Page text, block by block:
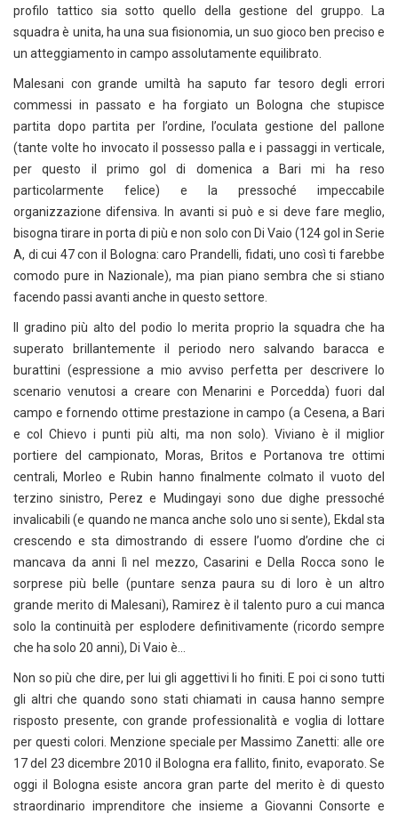
profilo tattico sia sotto quello della gestione del gruppo. La
squadra è unita, ha una sua fisionomia, un suo gioco ben preciso e
un atteggiamento in campo assolutamente equilibrato.
Malesani con grande umiltà ha saputo far tesoro degli errori
commessi in passato e ha forgiato un Bologna che stupisce
partita dopo partita per l’ordine, l’oculata gestione del pallone
(tante volte ho invocato il possesso palla e i passaggi in verticale,
per questo il primo gol di domenica a Bari mi ha reso
particolarmente felice) e la pressoché impeccabile
organizzazione difensiva. In avanti si può e si deve fare meglio,
bisogna tirare in porta di più e non solo con Di Vaio (124 gol in Serie
A, di cui 47 con il Bologna: caro Prandelli, fidati, uno così ti farebbe
comodo pure in Nazionale), ma pian piano sembra che si stiano
facendo passi avanti anche in questo settore.
Il gradino più alto del podio lo merita proprio la squadra che ha
superato brillantemente il periodo nero salvando baracca e
burattini (espressione a mio avviso perfetta per descrivere lo
scenario venutosi a creare con Menarini e Porcedda) fuori dal
campo e fornendo ottime prestazione in campo (a Cesena, a Bari
e col Chievo i punti più alti, ma non solo). Viviano è il miglior
portiere del campionato, Moras, Britos e Portanova tre ottimi
centrali, Morleo e Rubin hanno finalmente colmato il vuoto del
terzino sinistro, Perez e Mudingayi sono due dighe pressoché
invalicabili (e quando ne manca anche solo uno si sente), Ekdal sta
crescendo e sta dimostrando di essere l’uomo d’ordine che ci
mancava da anni lì nel mezzo, Casarini e Della Rocca sono le
sorprese più belle (puntare senza paura su di loro è un altro
grande merito di Malesani), Ramirez è il talento puro a cui manca
solo la continuità per esplodere definitivamente (ricordo sempre
che ha solo 20 anni), Di Vaio è…
Non so più che dire, per lui gli aggettivi li ho finiti. E poi ci sono tutti
gli altri che quando sono stati chiamati in causa hanno sempre
risposto presente, con grande professionalità e voglia di lottare
per questi colori. Menzione speciale per Massimo Zanetti: alle ore
17 del 23 dicembre 2010 il Bologna era fallito, finito, evaporato. Se
oggi il Bologna esiste ancora gran parte del merito è di questo
straordinario imprenditore che insieme a Giovanni Consorte e